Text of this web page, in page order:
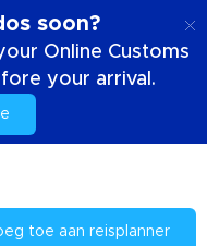
soon?
Online Customs
your arrival.
of Barbados
toe aan reisplanner